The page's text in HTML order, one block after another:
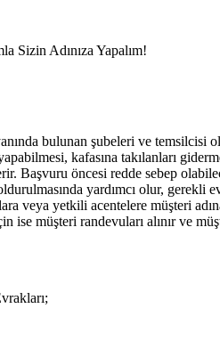
Sizin Adınıza Yapalım!
bulunan şubeleri ve temsilcisi
kafasına takılanları
Başvuru öncesi redde sebep
yardımcı olur, gerekli
veya yetkili acentelere müşteri
ise müşteri randevuları alınır ve